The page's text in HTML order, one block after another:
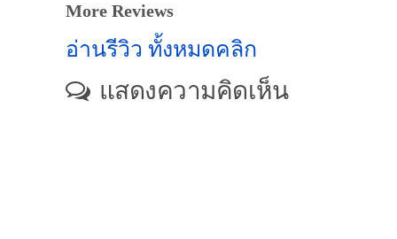
More Reviews
อ่านรีวิว ทั้งหมดคลิก
แสดงความคิดเห็น